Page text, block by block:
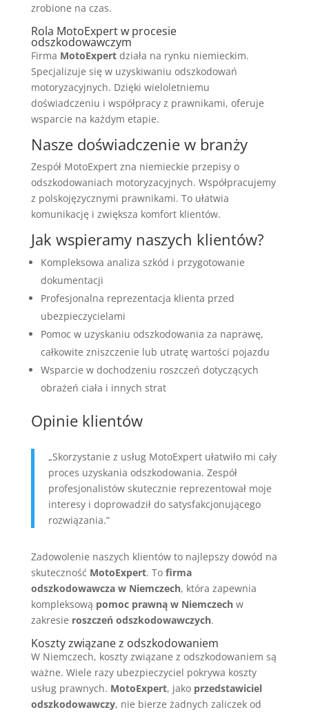
zrobione na czas.
Rola MotoExpert w procesie
odszkodowawczym
Firma MotoExpertdziała na rynku niemieckim.
Specjalizuje się w uzyskiwaniu odszkodowań
motoryzacyjnych. Dzięki wieloletniemu
doświadczeniu i współpracy z prawnikami, oferuje
wsparcie na każdym etapie.
Nasze doświadczenie w branży
Zespół MotoExpert zna niemieckie przepisy o
odszkodowaniach motoryzacyjnych. Współpracujemy
z polskojęzycznymi prawnikami. To ułatwia
komunikację i zwiększa komfort klientów.
Jak wspieramy naszych klientów?
Kompleksowa analiza szkód i przygotowanie
dokumentacji
Profesjonalna reprezentacja klienta przed
ubezpieczycielami
Pomoc w uzyskaniu odszkodowania za naprawę,
całkowite zniszczenie lub utratę wartości pojazdu
Wsparcie w dochodzeniu roszczeń dotyczących
obrażeń ciała i innych strat
Opinie klientów
„Skorzystanie z usług MotoExpert ułatwiło mi cały
proces uzyskania odszkodowania. Zespół
profesjonalistów skutecznie reprezentował moje
interesy i doprowadził do satysfakcjonującego
rozwiązania.”
Zadowolenie naszych klientów to najlepszy dowód na
skuteczność MotoExpert. To firma
odszkodowawcza w Niemczech, która zapewnia
kompleksową pomoc prawną w Niemczechw
zakresie roszczeń odszkodowawczych.
Koszty związane z odszkodowaniem
W Niemczech, koszty związane z odszkodowaniem są
ważne. Wiele razy ubezpieczyciel pokrywa koszty
usług prawnych. MotoExpert, jako przedstawiciel
odszkodowawczy, nie bierze żadnych zaliczek od